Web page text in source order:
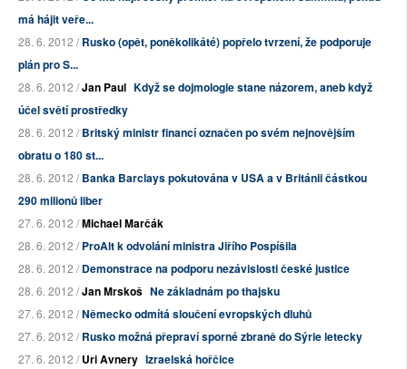
má hájit veře...
28. 6. 2012 /Rusko (opět, poněkolikáté) popřelo tvrzení, že podporuje
plán pro S...
28. 6. 2012 /Jan Paul Když se dojmologie stane názorem, aneb když
účel světí prostředky
28. 6. 2012 /Britský ministr financí označen po svém nejnovějším
obratu o 180 st...
28. 6. 2012 /Banka Barclays pokutována v USA a v Británii částkou
290 milionů liber
27. 6. 2012 /Michael Marčák
28. 6. 2012 /ProAlt k odvolání ministra Jiřího Pospíšila
28. 6. 2012 /Demonstrace na podporu nezávislosti české justice
28. 6. 2012 /Jan Mrskoš Ne základnám po thajsku
27. 6. 2012 /Německo odmítá sloučení evropských dluhů
27. 6. 2012 /Rusko možná přepraví sporné zbraně do Sýrie letecky
27. 6. 2012 /Uri Avnery Izraelská hořčice